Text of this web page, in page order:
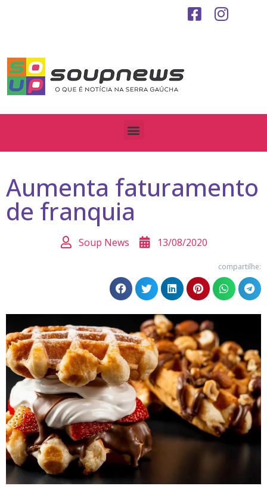
Aumenta faturamento
de franquia
Soup News 13/08/2020
compartilhe: